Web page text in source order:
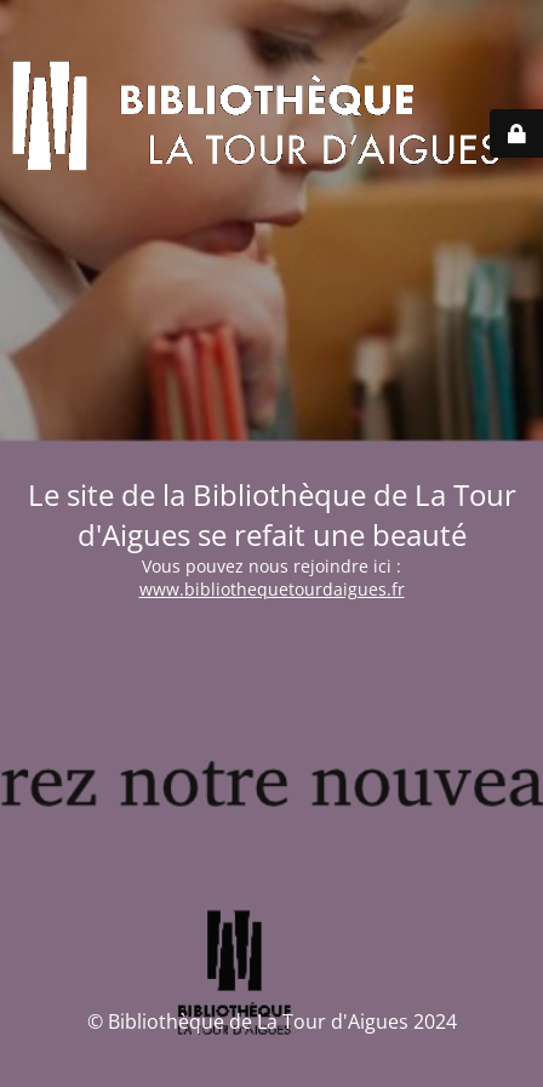
Le site de la Bibliothèque de La Tour
d'Aigues se refait une beauté
Vous pouvez nous rejoindre ici :
www.bibliothequetourdaigues.fr
© Bibliothèque de La Tour d'Aigues 2024